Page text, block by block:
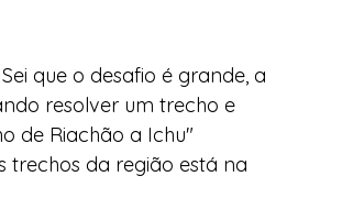
que o desafio é grande, a
resolver um trecho e
de Riachão a Ichu"
trechos da região está na